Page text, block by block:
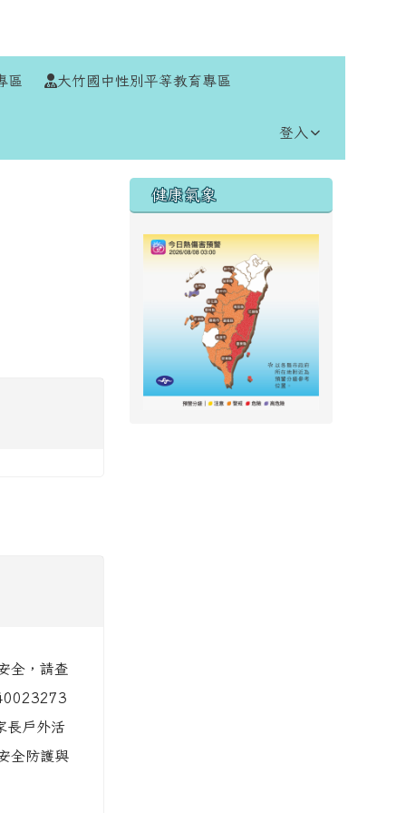
區 大竹國中性別平等教育專區
登入
全，請查
長戶外活
全防護與
右邊區域內容
健康氣象